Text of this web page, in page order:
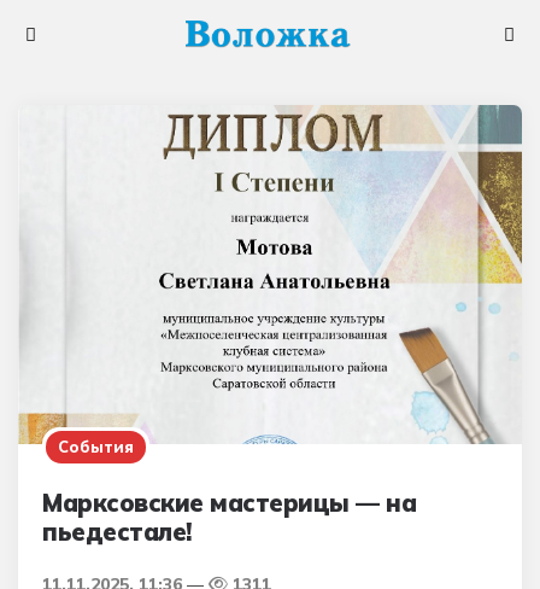
События
Марксовские мастерицы — на
пьедестале!
11.11.2025, 11:36 1311